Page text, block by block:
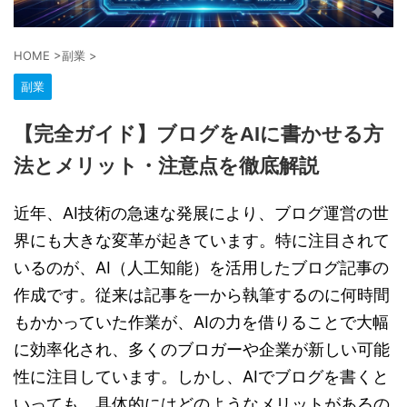
HOME >副業 >
副業
【完全ガイド】ブログをAIに書かせる方
法とメリット・注意点を徹底解説
近年、AI技術の急速な発展により、ブログ運営の世
界にも大きな変革が起きています。特に注目されて
いるのが、AI（人工知能）を活用したブログ記事の
作成です。従来は記事を一から執筆するのに何時間
もかかっていた作業が、AIの力を借りることで大幅
に効率化され、多くのブロガーや企業が新しい可能
性に注目しています。しかし、AIでブログを書くと